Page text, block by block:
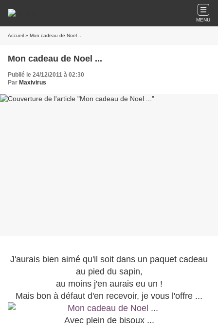
MENU
Accueil » Mon cadeau de Noel ...
Mon cadeau de Noel ...
Publié le 24/12/2011 à 02:30
Par Maxivirus
J'aurais bien aimé qu'il soit dans un paquet cadeau
au pied du sapin,
au moins j'en aurais eu un !
Mais bon à défaut d'en recevoir, je vous l'offre ...
Avec plein de bisoux ...